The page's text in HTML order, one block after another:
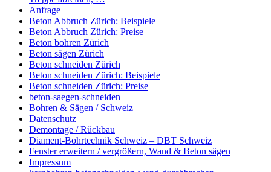
Anfrage
Beton Abbruch Zürich: Beispiele
Beton Abbruch Zürich: Preise
Beton bohren Zürich
Beton sägen Zürich
Beton schneiden Zürich
Beton schneiden Zürich: Beispiele
Beton schneiden Zürich: Preise
beton-saegen-schneiden
Bohren & Sägen / Schweiz
Datenschutz
Demontage / Rückbau
Diament-Bohrtechnik Schweiz – DBT Schweiz
Fenster erweitern / vergrößern, Wand & Beton sägen
Impressum